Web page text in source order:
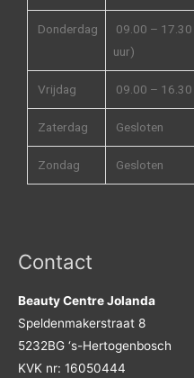
Donderdag
09.00 – 17.30
uur)
Vrijdag 09.00 – 16.30
Zaterdag Gesloten
Zondag Gesloten
Contact
Beauty Centre Jolanda
Speldenmakerstraat 8
5232BG ‘s-Hertogenbosch
KVK nr: 16050444